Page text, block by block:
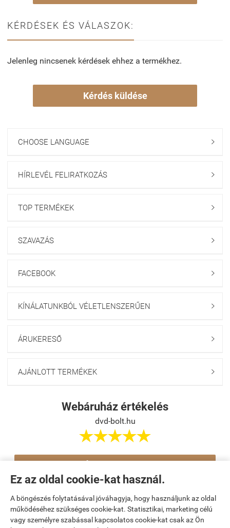
Ez az oldal cookie-kat használ.
A böngészés folytatásával jóváhagyja, hogy használjunk az oldal
működéséhez szükséges cookie-kat. Statisztikai, marketing célú
vagy személyre szabással kapcsolatos cookie-kat csak az Ön
KÉRDÉSEK ÉS VÁLASZOK:
Jelenleg nincsenek kérdések ehhez a termékhez.
Kérdés küldése
CHOOSE LANGUAGE 
HÍRLEVÉL FELIRATKOZÁS 
TOP TERMÉKEK 
SZAVAZÁS 
FACEBOOK 
KÍNÁLATUNKBÓL VÉLETLENSZERŰEN 
ÁRUKERESŐ 
AJÁNLOTT TERMÉKEK 
Webáruház értékelés
dvd-bolt.hu

Navigáció